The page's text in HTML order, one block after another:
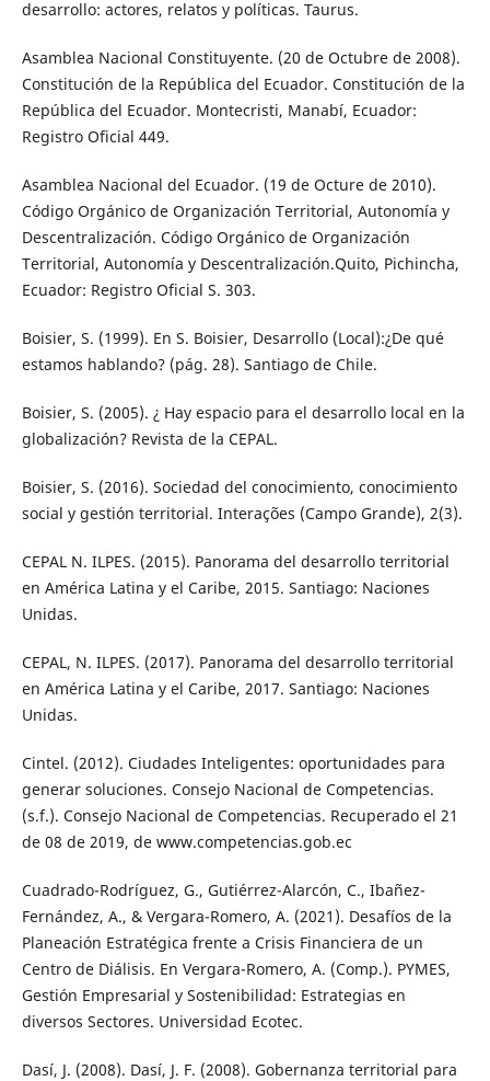
desarrollo: actores, relatos y políticas. Taurus.
Asamblea Nacional Constituyente. (20 de Octubre de 2008).
Constitución de la República del Ecuador. Constitución de la
República del Ecuador. Montecristi, Manabí, Ecuador:
Registro Oficial 449.
Asamblea Nacional del Ecuador. (19 de Octure de 2010).
Código Orgánico de Organización Territorial, Autonomía y
Descentralización. Código Orgánico de Organización
Territorial, Autonomía y Descentralización.Quito, Pichincha,
Ecuador: Registro Oficial S. 303.
Boisier, S. (1999). En S. Boisier, Desarrollo (Local):¿De qué
estamos hablando? (pág. 28). Santiago de Chile.
Boisier, S. (2005). ¿ Hay espacio para el desarrollo local en la
globalización? Revista de la CEPAL.
Boisier, S. (2016). Sociedad del conocimiento, conocimiento
social y gestión territorial. Interações (Campo Grande), 2(3).
CEPAL N. ILPES. (2015). Panorama del desarrollo territorial
en América Latina y el Caribe, 2015. Santiago: Naciones
Unidas.
CEPAL, N. ILPES. (2017). Panorama del desarrollo territorial
en América Latina y el Caribe, 2017. Santiago: Naciones
Unidas.
Cintel. (2012). Ciudades Inteligentes: oportunidades para
generar soluciones. Consejo Nacional de Competencias.
(s.f.). Consejo Nacional de Competencias. Recuperado el 21
de 08 de 2019, de www.competencias.gob.ec
Cuadrado-Rodríguez, G., Gutiérrez-Alarcón, C., Ibañez-
Fernández, A., & Vergara-Romero, A. (2021). Desafíos de la
Planeación Estratégica frente a Crisis Financiera de un
Centro de Diálisis. En Vergara-Romero, A. (Comp.). PYMES,
Gestión Empresarial y Sostenibilidad: Estrategias en
diversos Sectores. Universidad Ecotec.
Dasí, J. (2008). Dasí, J. F. (2008). Gobernanza territorial para